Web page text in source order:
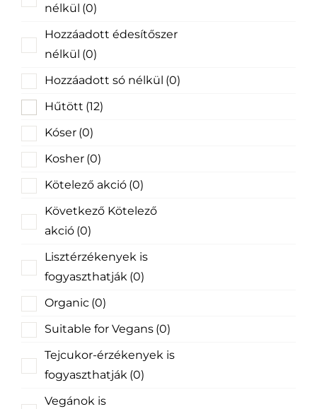
nélkül (0)
Hozzáadott édesítőszer
nélkül (0)
Hozzáadott só nélkül (0)
Hűtött (12)
Kóser (0)
Kosher (0)
Kötelező akció (0)
Következő Kötelező
akció (0)
Lisztérzékenyek is
fogyaszthatják (0)
Organic (0)
Suitable for Vegans (0)
Tejcukor-érzékenyek is
fogyaszthatják (0)
Vegánok is